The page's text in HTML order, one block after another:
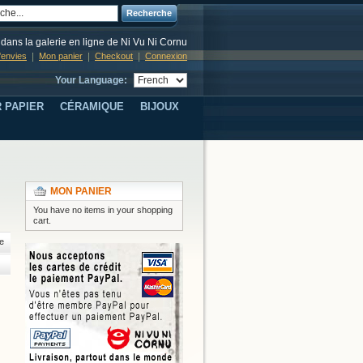
Recherche
la galerie en ligne de Ni Vu Ni Cornu
Mon panier Checkout Connexion
Your Language:
PAPIER CÉRAMIQUE BIJOUX
MON PANIER
You have no items in your shopping
cart.